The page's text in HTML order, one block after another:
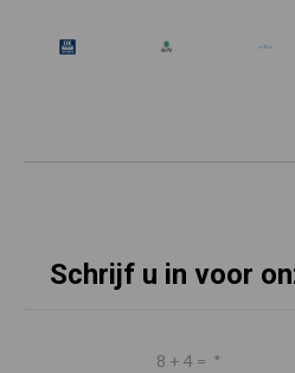
Schrijf u in voor
8 + 4 = *